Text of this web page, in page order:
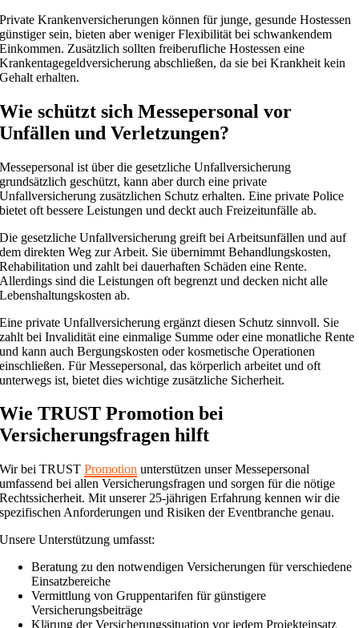
Private Krankenversicherungen können für junge, gesunde Hostessen
günstiger sein, bieten aber weniger Flexibilität bei schwankendem
Einkommen. Zusätzlich sollten freiberufliche Hostessen eine
Krankentagegeldversicherung abschließen, da sie bei Krankheit kein
Gehalt erhalten.
Wie schützt sich Messepersonal vor
Unfällen und Verletzungen?
Messepersonal ist über die gesetzliche Unfallversicherung
grundsätzlich geschützt, kann aber durch eine private
Unfallversicherung zusätzlichen Schutz erhalten. Eine private Police
bietet oft bessere Leistungen und deckt auch Freizeitunfälle ab.
Die gesetzliche Unfallversicherung greift bei Arbeitsunfällen und auf
dem direkten Weg zur Arbeit. Sie übernimmt Behandlungskosten,
Rehabilitation und zahlt bei dauerhaften Schäden eine Rente.
Allerdings sind die Leistungen oft begrenzt und decken nicht alle
Lebenshaltungskosten ab.
Eine private Unfallversicherung ergänzt diesen Schutz sinnvoll. Sie
zahlt bei Invalidität eine einmalige Summe oder eine monatliche Rente
und kann auch Bergungskosten oder kosmetische Operationen
einschließen. Für Messepersonal, das körperlich arbeitet und oft
unterwegs ist, bietet dies wichtige zusätzliche Sicherheit.
Wie TRUST Promotion bei
Versicherungsfragen hilft
Wir bei TRUSTPromotion unterstützen unser Messepersonal
umfassend bei allen Versicherungsfragen und sorgen für die nötige
Rechtssicherheit. Mit unserer 25-jährigen Erfahrung kennen wir die
spezifischen Anforderungen und Risiken der Eventbranche genau.
Unsere Unterstützung umfasst:
Beratung zu den notwendigen Versicherungen für verschiedene
Einsatzbereiche
Vermittlung von Gruppentarifen für günstigere
Versicherungsbeiträge
Klärung der Versicherungssituation vor jedem Projekteinsatz